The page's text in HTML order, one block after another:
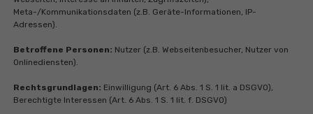
Meta-/Kommunikationsdaten (z.B. Geräte-Informationen, IP-
Adressen).
Betroffene Personen: Nutzer (z.B. Webseitenbesucher, Nutzer von
Onlinediensten).
Rechtsgrundlagen: Einwilligung (Art. 6 Abs. 1 S. 1 lit. a DSGVO),
Berechtigte Interessen (Art. 6 Abs. 1 S. 1 lit. f. DSGVO)